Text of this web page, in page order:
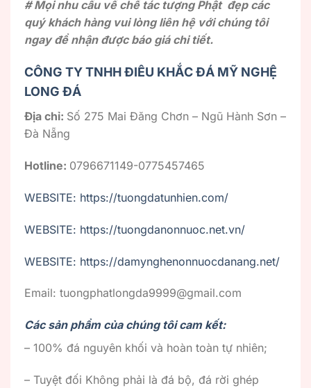
# Mọi nhu cầu về chế tác tượng Phật đẹp các
quý khách hàng vui lòng liên hệ với chúng tôi
ngay để nhận được báo giá chi tiết.
CÔNG TY TNHH ĐIÊU KHẮC ĐÁ MỸ NGHỆ
LONG ĐÁ
Địa chỉ: Số 275 Mai Đăng Chơn – Ngũ Hành Sơn –
Đà Nẵng
Hotline: 0796671149-0775457465
WEBSITE: https://tuongdatunhien.com/
WEBSITE: https://tuongdanonnuoc.net.vn/
WEBSITE: https://damynghenonnuocdanang.net/
Email: tuongphatlongda9999@gmail.com
Các sản phẩm của chúng tôi cam kết:
– 100% đá nguyên khối và hoàn toàn tự nhiên;
– Tuyệt đối Không phải là đá bộ, đá rời ghép